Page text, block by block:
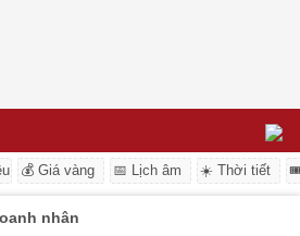
💰 Giá vàng 📅 Lịch âm ☀️ Thời tiết
nhân